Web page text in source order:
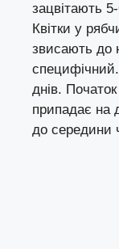
зацвітають
Квітки у
звисають до
специфічний.
днів. Початок
припадає на
до середини